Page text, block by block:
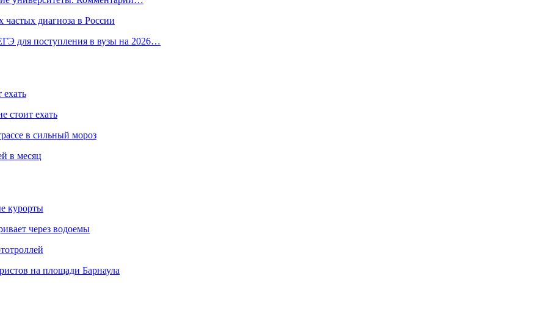
диагноза в России
для поступления в вузы на 2026…
ехать
стоит ехать
в сильный мороз
в месяц
курорты
через водоемы
на площади Барнаула